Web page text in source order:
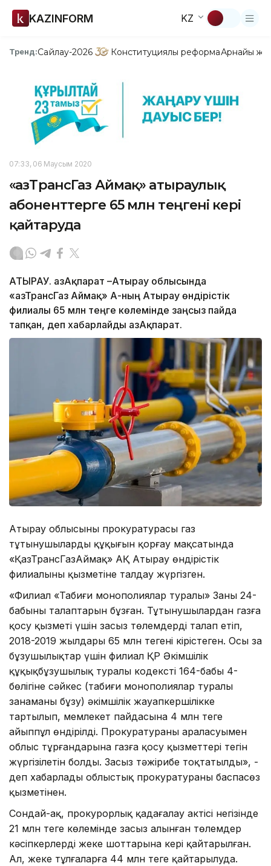
KAZINFORM KZ
Тренд:Сайлау-2026 Конституциялық реформаАрнайы
07:33, 06 Маусым 2020
«ҚазТрансГаз Аймақ» атыраулық
абоненттерге 65 млн теңгені кері
қайтаруда
АТЫРАУ. ҚазАқпарат –Атырау облысында
«ҚазТрансГаз Аймақ» АҚ-ның Атырау өндірістік
филиалы 65 млн теңге көлемінде заңсыз пайда
тапқан, деп хабарлайды ҚазАқпарат.
Атырау облысының прокуратурасы газ
тұтынушылардың құқығын қорғау мақсатында
«ҚазТрансГазАймақ» АҚ Атырау өндірістік
филиалының қызметіне талдау жүргізген.
«Филиал «Табиғи монополиялар туралы» Заңның 24-
бабының талаптарын бұзған. Тұтынушылардан газға
қосу қызметі үшін заңсыз төлемдерді талап етіп,
2018-2019 жылдары 65 млн теңгені кірістеген. Осы заң
бұзушылықтар үшін филиал ҚР Әкімшілік
құқықбұзушылық туралы кодекстің 164-бабы 4-
бөлігіне сәйкес (табиғи монополиялар туралы
заңнаманы бұзу) әкімшілік жауапкершілікке
тартылып, мемлекет пайдасына 4 млн теңге
айыппұл өндірілді. Прокуратураның араласуымен
облыс тұрғандарына газға қосу қызметтері тегін
жүргізілетін болды. Заңсыз тәжірибе тоқтатылды», -
деп хабарлады облыстық прокуратураның баспасөз
қызметінен.
Сондай-ақ, прокурорлық қадағалау актісі негізінде
21 млн теңге көлемінде заңсыз алынған төлемдер
кәсіпкерлердің жеке шоттарына кері қайтарылған.
Ал, жеке тұлғаларға 44 млн теңге қайтарылуда.